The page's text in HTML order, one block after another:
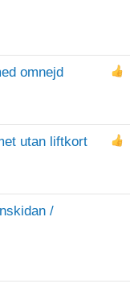
omnejd
utan liftkort
/